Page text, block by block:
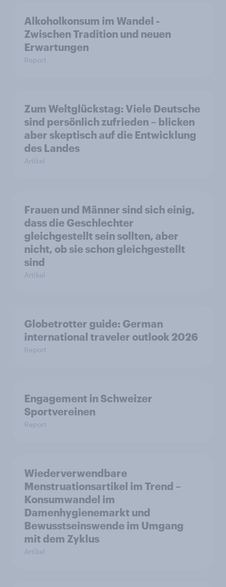
Alkoholkonsum im Wandel​ -
Zwischen Tradition und neuen
Erwartungen
Report
Zum Weltglückstag: Viele Deutsche
sind persönlich zufrieden – blicken
aber skeptisch auf die Entwicklung
des Landes
Artikel
Frauen und Männer sind sich einig,
dass die Geschlechter
gleichgestellt sein sollten, aber
nicht, ob sie schon gleichgestellt
sind
Artikel
Globetrotter guide: German
international traveler outlook 2026
Report
Engagement in Schweizer
Sportvereinen
Report
Wiederverwendbare
Menstruationsartikel im Trend –
Konsumwandel im
Damenhygienemarkt und
Bewusstseinswende im Umgang
mit dem Zyklus
Artikel